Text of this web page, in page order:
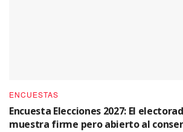
ENCUESTAS
Encuesta Elecciones 2027: El
muestra firme pero abierto al